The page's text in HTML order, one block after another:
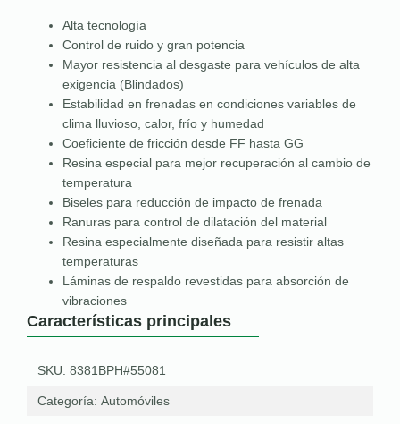
Alta tecnología
Control de ruido y gran potencia
Mayor resistencia al desgaste para vehículos de alta
exigencia (Blindados)
Estabilidad en frenadas en condiciones variables de
clima lluvioso, calor, frío y humedad
Coeficiente de fricción desde FF hasta GG
Resina especial para mejor recuperación al cambio de
temperatura
Biseles para reducción de impacto de frenada
Ranuras para control de dilatación del material
Resina especialmente diseñada para resistir altas
temperaturas
Láminas de respaldo revestidas para absorción de
vibraciones
Características principales
SKU: 8381BPH#55081
Categoría: Automóviles